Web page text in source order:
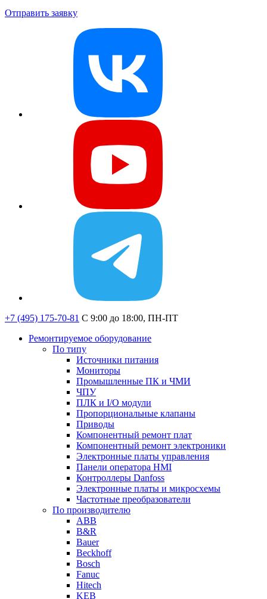
Отправить заявку
+7 (495) 175-70-81 C 9:00 до 18:00, ПН-ПТ
Ремонтируемое оборудование
По типу
Источники питания
Мониторы
Промышленные ПК и ЧМИ
ЧПУ
ПЛК и I/O модули
Пропорциональные клапаны
Приводы
Компонентный ремонт плат
Компонентный ремонт электроники
Электронные платы управления
Панели оператора HMI
Контроллеры Danfoss
Электронные платы и микросхемы
Частотные преобразователи
По производителю
ABB
B&R
Bauer
Beckhoff
Bosch
Fanuc
Hitech
KEB